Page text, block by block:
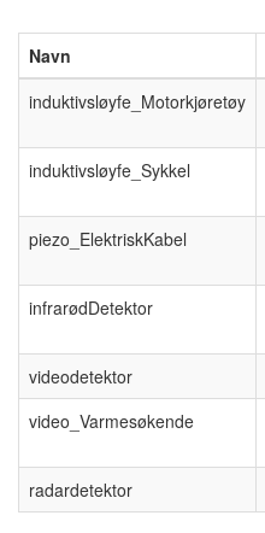
Navn
induktivsløyfe_Motorkjøretøy
induktivsløyfe_Sykkel
piezo_ElektriskKabel
infrarødDetektor
videodetektor
video_Varmesøkende
radardetektor